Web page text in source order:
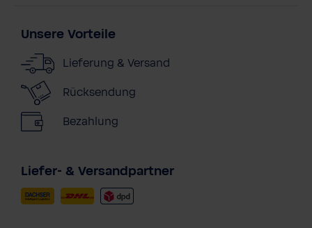
Unsere Vorteile
Lieferung & Versand
Rücksendung
Bezahlung
Liefer- & Versandpartner